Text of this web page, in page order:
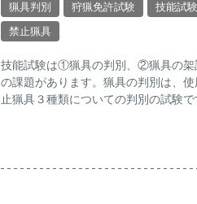
猟具判別 狩猟免許試験 技能試験
禁止猟具
技能試験は①猟具の判別、②猟具の
の課題があります。猟具の判別は、
止猟具３種類についての判別の試験